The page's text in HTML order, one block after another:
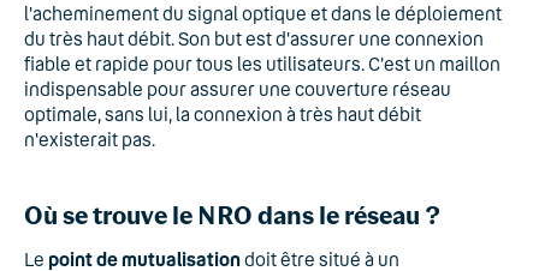
l'acheminement du signal optique et dans le déploiement
du très haut débit. Son but est d'assurer une connexion
fiable et rapide pour tous les utilisateurs. C'est un maillon
indispensable pour assurer une couverture réseau
optimale, sans lui, la connexion à très haut débit
n'existerait pas.
Où se trouve le NRO dans le réseau ?
Le point de mutualisationdoit être situé à un